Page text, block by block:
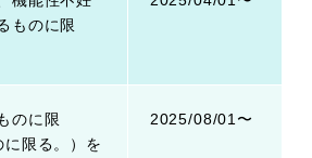
ものに限
のに限
限る。）を
2025/08/01〜